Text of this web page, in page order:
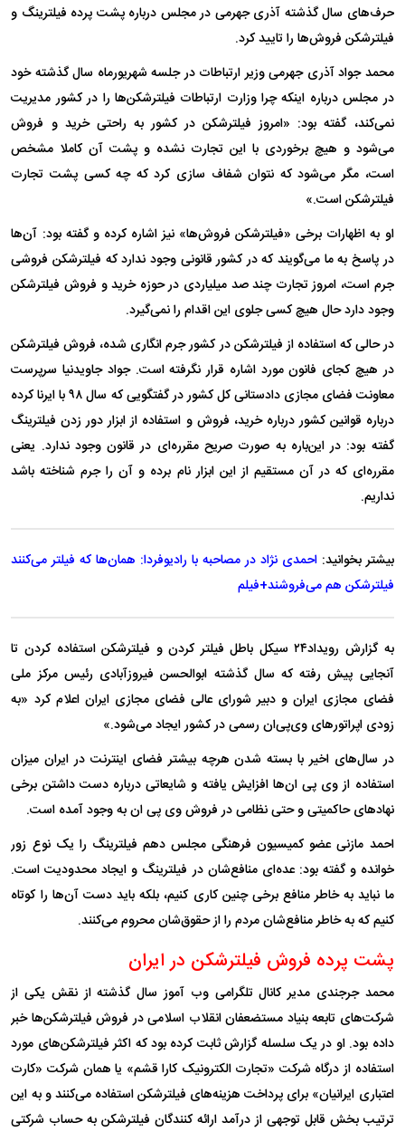
حرف‌های سال گذشته آذری جهرمی در مجلس درباره پشت پرده فیلترینگ و
فیلترشکن فروش‌ها را تایید کرد.
محمد جواد آذری جهرمی وزیر ارتباطات در جلسه شهریورماه سال گذشته خود
در مجلس درباره اینکه چرا وزارت ارتباطات فیلترشکن‌ها را در کشور مدیریت
نمی‌کند، گفته بود: «امروز فیلترشکن در کشور به راحتی خرید و فروش
می‌شود و هیچ برخوردی با این تجارت نشده و پشت آن کاملا مشخص
است، مگر می‌شود که نتوان شفاف سازی کرد که چه کسی پشت تجارت
فیلترشکن است.»
او به اظهارات برخی «فیلترشکن فروش‌ها» نیز اشاره کرده و گفته بود: آن‌ها
در پاسخ به ما می‌گویند که در کشور قانونی وجود ندارد که فیلترشکن فروشی
جرم است، امروز تجارت چند صد میلیاردی در حوزه خرید و فروش فیلترشکن
وجود دارد حال هیچ کسی جلوی این اقدام را نمی‌گیرد.
در حالی که استفاده از فیلترشکن در کشور جرم انگاری شده، فروش فیلترشکن
در هیچ کجای فانون مورد اشاره قرار نگرفته است. جواد جاویدنیا سرپرست
معاونت فضای مجازی دادستانی کل کشور در گفتگویی که سال ۹۸ با ایرنا کرده
درباره قوانین کشور درباره خرید، فروش و استفاده از ابزار دور زدن فیلترینگ
گفته بود: در این‌باره به صورت صریح مقرره‌ای در قانون وجود ندارد. یعنی
مقرره‌ای که در آن مستقیم از این ابزار نام برده و آن را جرم شناخته باشد
نداریم.
بیشتر بخوانید:احمدی نژاد در مصاحبه با رادیوفردا: همان‌ها که فیلتر می‌کنند
فیلترشکن هم می‌فروشند+فیلم
به گزارش رویداد۲۴ سیکل باطل فیلتر کردن و فیلترشکن استفاده کردن تا
آنجایی پیش رفته که سال گذشته ابوالحسن فیروزآبادی رئیس مرکز ملی
فضای مجازی ایران و دبیر شورای عالی فضای مجازی ایران اعلام کرد «به
زودی اپراتور‌های وی‌پی‌ان رسمی در کشور ایجاد می‌شود.»
در سال‌های اخیر با بسته شدن هرچه بیشتر فضای اینترنت در ایران میزان
استفاده از وی پی ان‌ها افزایش یافته و شایعاتی درباره دست داشتن برخی
نهاد‌های حاکمیتی و حتی نظامی در فروش وی پی ان به وجود آمده است.
احمد مازنی عضو کمیسیون فرهنگی مجلس دهم فیلترینگ را یک نوع زور
خوانده و گفته بود: عده‌ای منافع‌شان در فیلترینگ و ایجاد محدودیت است.
ما نباید به خاطر منافع برخی چنین کاری کنیم، بلکه باید دست آن‌ها را کوتاه
کنیم که به خاطر منافع‌شان مردم را از حقوق‌شان محروم می‌کنند.
پشت پرده فروش فیلترشکن در ایران
محمد جرجندی مدیر کانال تلگرامی وب آموز سال گذشته از نقش یکی از
شرکت‌های تابعه بنیاد مستضعفان انقلاب اسلامی در فروش فیلترشکن‌ها خبر
داده بود. او در یک سلسله گزارش ثابت کرده بود که اکثر فیلترشکن‌های مورد
استفاده از درگاه شرکت «تجارت الکترونیک کارا قشم» یا همان شرکت «کارت
اعتباری ایرانیان» برای پرداخت هزینه‌های فیلترشکن استفاده می‌کنند و به این
ترتیب بخش قابل توجهی از درآمد ارائه کنندگان فیلترشکن به حساب شرکتی